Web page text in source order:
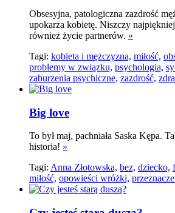
Obsesyjna, patologiczna zazdrość
upokarza kobietę. Niszczy
również życie partnerów. »
Tagi: kobieta i mężczyzna, miłość,
problemy w związku, psychologia,
zaburzenia psychiczne, zazdrość,
Big love
To był maj, pachniała Saska Kępa.
historia! »
Tagi: Anna Złotowska, bez, dziecko,
miłość, opowieści wróżki,